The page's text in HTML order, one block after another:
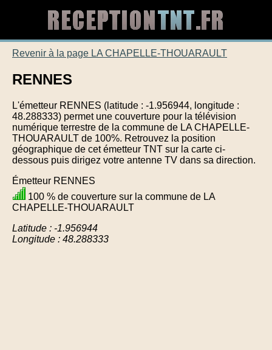
Revenir à la page LA CHAPELLE-THOUARAULT
RENNES
L'émetteur RENNES (latitude : -1.956944, longitude :
48.288333) permet une couverture pour la télévision
numérique terrestre de la commune de LA CHAPELLE-
THOUARAULT de 100%. Retrouvez la position
géographique de cet émetteur TNT sur la carte ci-
dessous puis dirigez votre antenne TV dans sa direction.
Émetteur RENNES
100 % de couverture sur la commune de LA
CHAPELLE-THOUARAULT
Latitude : -1.956944
Longitude : 48.288333